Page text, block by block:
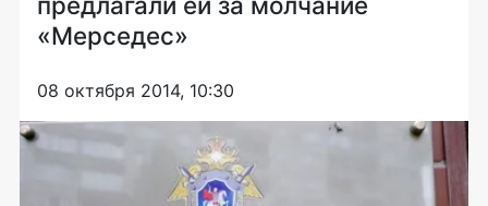
«Мерседес»
08 октября 2014, 10:30